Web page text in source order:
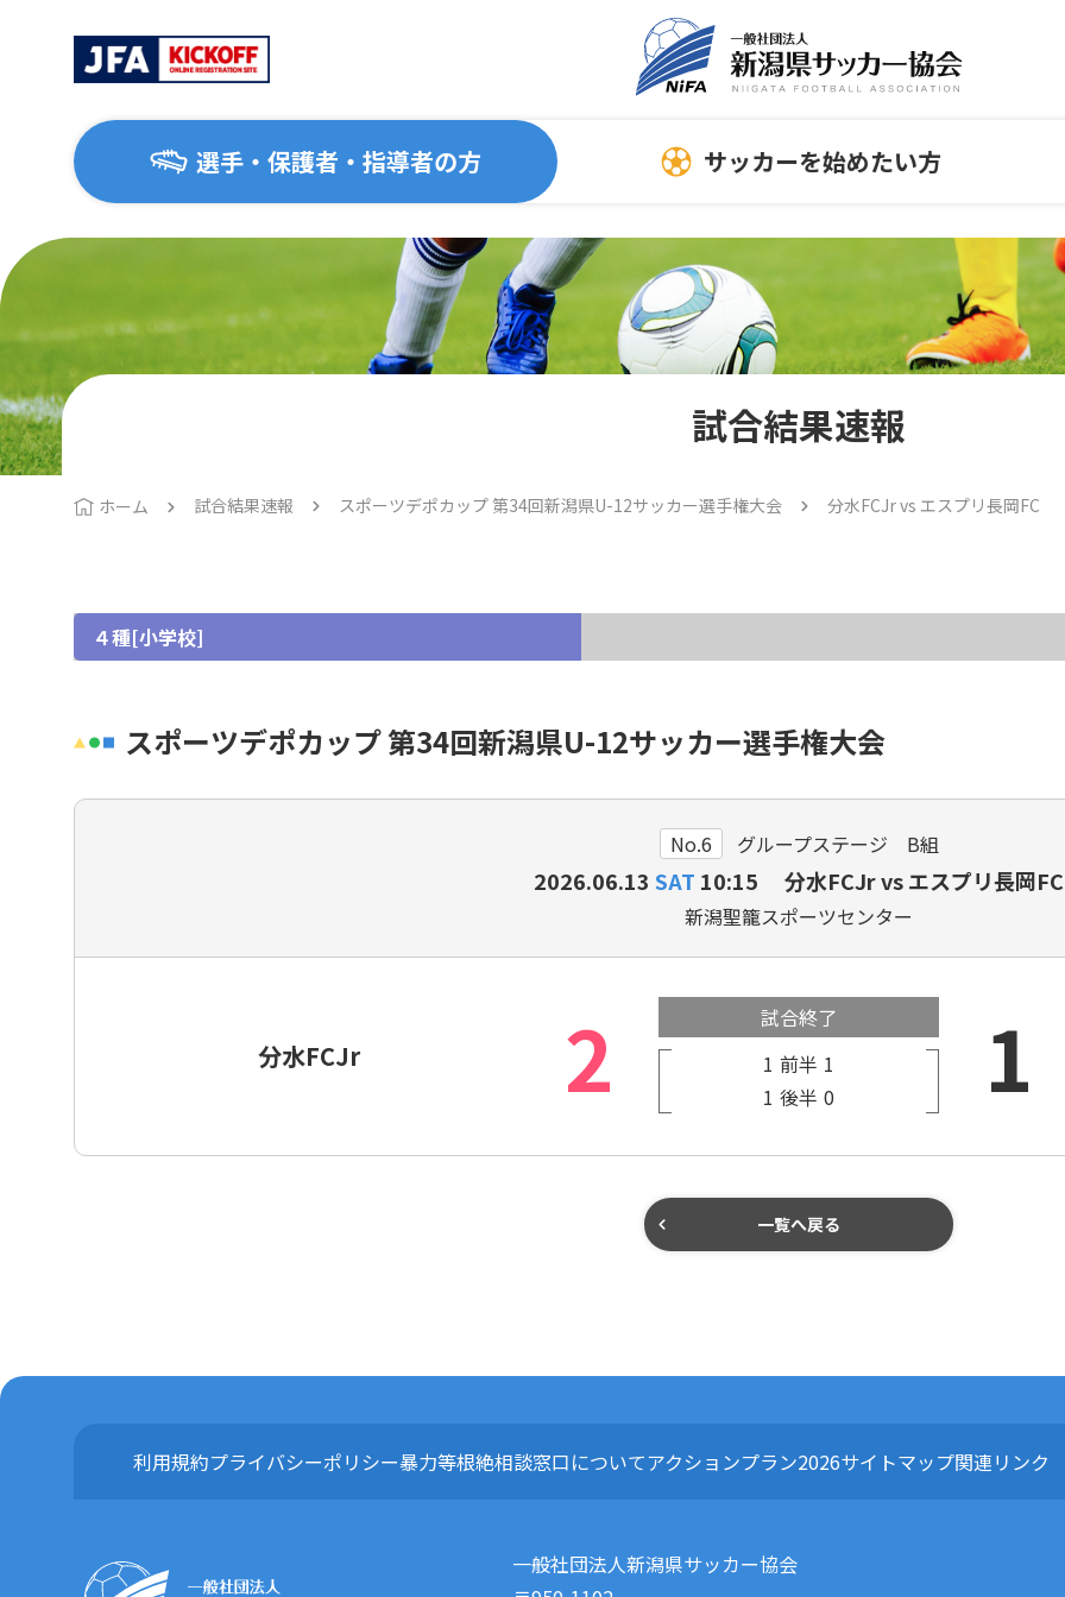
選手・保護者・指導者の方
大会・イベント
1種（一般・大学）
4種（小学生）
シニア（35歳以上）
イベント・フェスティバル
指導者向け情報
指導者
メディカル情報
サッカーを始めたい方
はじめてのサッカー サッカーを始める時
種別・選手登録とは
新潟県出身のJリーガー・
プロ選手
協会概要 委員会
地区協会
スポンサーについて
試合結果速報
ホーム 試合結果速報 スポーツデポカップ 第34回新潟県U-12サッカー選手権大会 分水FCJr vs エスプリ長岡FC
４種[小学校]
スポーツデポカップ 第34回新潟県U-12サッカー選手権大会
No.6 グループステージ B組
2026.06.13 SAT 10:15 分水FCJr vs エスプリ長岡FC
新潟聖籠スポーツセンター
分水FCJr 2
試合終了
1 前半 1
1 後半 0 1
一覧へ戻る
利用規約プライバシーポリシー暴力等根絶相談窓口についてアクションプラン2026サイトマップ関連リンク
一般社団法人新潟県サッカー協会